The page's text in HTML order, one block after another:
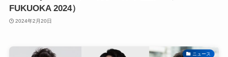
FUKUOKA 2024）
2024年2月20日
ニュース